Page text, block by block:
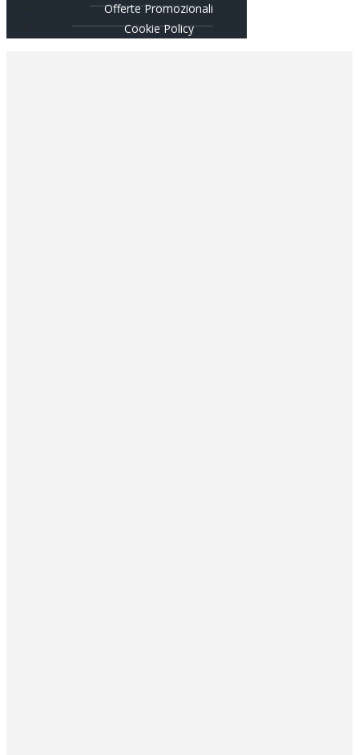
Offerte Promozionali
Cookie Policy